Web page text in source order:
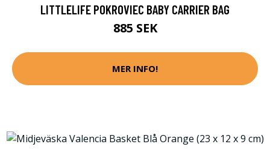
LITTLELIFE POKROVIEC BABY CARRIER BAG
885 SEK
MER INFO!